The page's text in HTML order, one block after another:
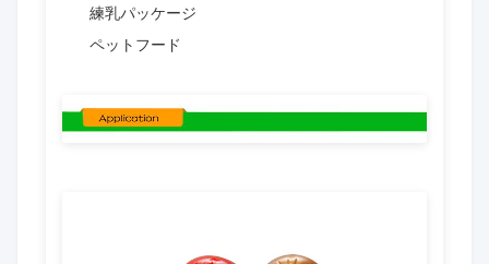
練乳パッケージ
ペットフード